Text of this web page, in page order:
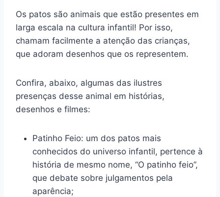
Os patos são animais que estão presentes em
larga escala na cultura infantil! Por isso,
chamam facilmente a atenção das crianças,
que adoram desenhos que os representem.
Confira, abaixo, algumas das ilustres
presenças desse animal em histórias,
desenhos e filmes:
Patinho Feio: um dos patos mais
conhecidos do universo infantil, pertence à
história de mesmo nome, “O patinho feio”,
que debate sobre julgamentos pela
aparência;